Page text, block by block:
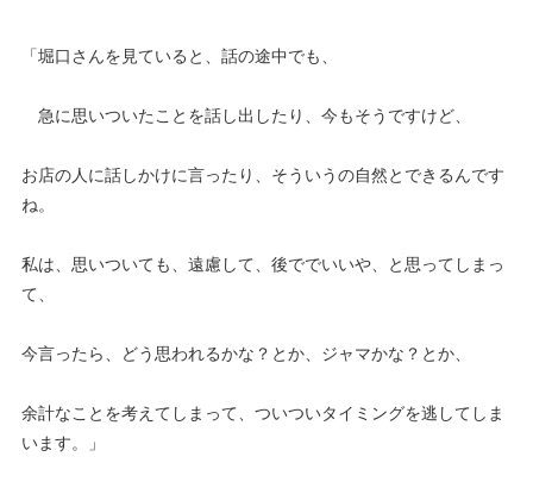
「堀口さんを見ていると、話の途中でも、
急に思いついたことを話し出したり、今もそうですけど、
お店の人に話しかけに言ったり、そういうの自然とできるんです
ね。
私は、思いついても、遠慮して、後ででいいや、と思ってしまっ
て、
今言ったら、どう思われるかな？とか、ジャマかな？とか、
余計なことを考えてしまって、ついついタイミングを逃してしま
います。」